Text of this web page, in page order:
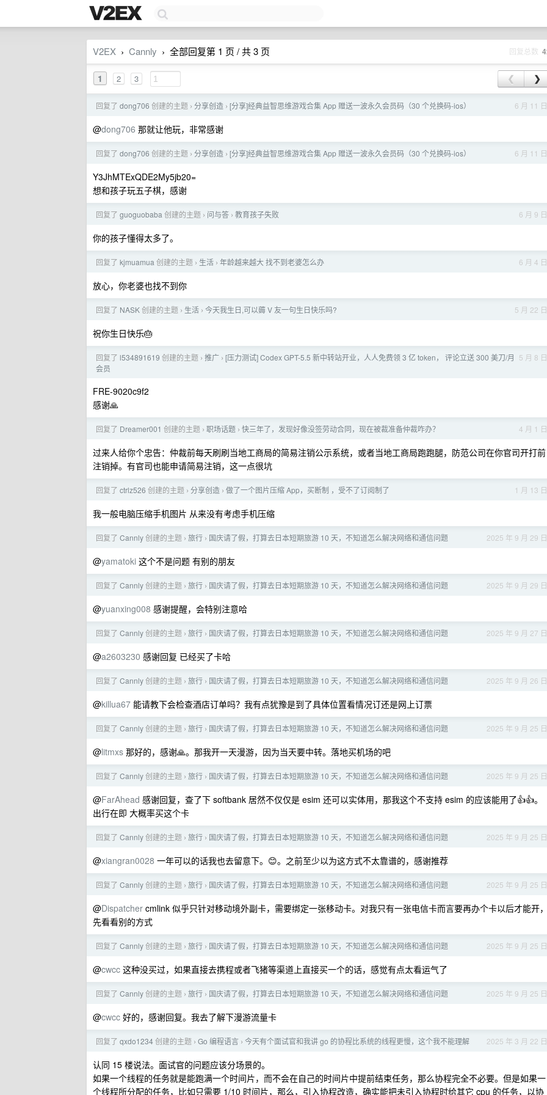
V2EX › Cannly › 全部回复第 1 页 / 共 3 页 回复总数
1 2 3 ❮ ❯
6 月 11 日
回复了 dong706 创建的主题 › 分享创造 › [分享]经典益智思维游戏合集 App 赠送一波永久会员码（30 个兑换码-ios）
@dong706 那就让他玩，非常感谢
6 月 11 日
回复了 dong706 创建的主题 › 分享创造 › [分享]经典益智思维游戏合集 App 赠送一波永久会员码（30 个兑换码-ios）
Y3JhMTExQDE2My5jb20=
想和孩子玩五子棋，感谢
6 月 9 日
回复了 guoguobaba 创建的主题 › 问与答 › 教育孩子失败
你的孩子懂得太多了。
6 月 4 日
回复了 kjmuamua 创建的主题 › 生活 › 年龄越来越大 找不到老婆怎么办
放心，你老婆也找不到你
5 月 22 日
回复了 NASK创建的主题 › 生活 › 今天我生日,可以薅 V 友一句生日快乐吗?
祝你生日快乐🎂
5 月 8 日
回复了 l534891619 创建的主题 › 推广 › [压力测试] Codex GPT-5.5 新中转站开业，人人免费领 3 亿 token， 评论立送 300 美刀/月
会员
FRE-9020c9f2
感谢🙏
4 月 1 日
回复了 Dreamer001 创建的主题 › 职场话题 › 快三年了，发现好像没签劳动合同，现在被裁准备仲裁咋办？
过来人给你个忠告：仲裁前每天刷刷当地工商局的简易注销公示系统，或者当地工商局跑跑腿，防范公司在你官司开打前
注销掉。有官司也能申请简易注销，这一点很坑
1 月 13 日
回复了 ctrlz526 创建的主题 › 分享创造 › 做了一个图片压缩 App，买断制 ，受不了订阅制了
我一般电脑压缩手机图片 从来没有考虑手机压缩
2025 年 9 月 29 日
回复了 Cannly创建的主题 › 旅行 › 国庆请了假，打算去日本短期旅游 10 天，不知道怎么解决网络和通信问题
@yamatoki 这个不是问题 有别的朋友
2025 年 9 月 29 日
回复了 Cannly创建的主题 › 旅行 › 国庆请了假，打算去日本短期旅游 10 天，不知道怎么解决网络和通信问题
@yuanxing008 感谢提醒，会特别注意哈
2025 年 9 月 27 日
回复了 Cannly创建的主题 › 旅行 › 国庆请了假，打算去日本短期旅游 10 天，不知道怎么解决网络和通信问题
@a2603230 感谢回复 已经买了卡哈
2025 年 9 月 26 日
回复了 Cannly创建的主题 › 旅行 › 国庆请了假，打算去日本短期旅游 10 天，不知道怎么解决网络和通信问题
@killua67 能请教下会检查酒店订单吗？我有点犹豫是到了具体位置看情况订还是网上订票
2025 年 9 月 25 日
回复了 Cannly创建的主题 › 旅行 › 国庆请了假，打算去日本短期旅游 10 天，不知道怎么解决网络和通信问题
@litmxs 那好的，感谢🙏。那我开一天漫游，因为当天要中转。落地买机场的吧
2025 年 9 月 25 日
回复了 Cannly创建的主题 › 旅行 › 国庆请了假，打算去日本短期旅游 10 天，不知道怎么解决网络和通信问题
@FarAhead 感谢回复，查了下 softbank 居然不仅仅是 esim 还可以实体用，那我这个不支持 esim 的应该能用了👍👍。
出行在即 大概率买这个卡
2025 年 9 月 25 日
回复了 Cannly创建的主题 › 旅行 › 国庆请了假，打算去日本短期旅游 10 天，不知道怎么解决网络和通信问题
@xiangran0028 一年可以的话我也去留意下。😊。之前至少以为这方式不太靠谱的，感谢推荐
2025 年 9 月 25 日
回复了 Cannly创建的主题 › 旅行 › 国庆请了假，打算去日本短期旅游 10 天，不知道怎么解决网络和通信问题
@Dispatcher cmlink 似乎只针对移动境外副卡，需要绑定一张移动卡。对我只有一张电信卡而言要再办个卡以后才能开，
先看看别的方式
2025 年 9 月 25 日
回复了 Cannly创建的主题 › 旅行 › 国庆请了假，打算去日本短期旅游 10 天，不知道怎么解决网络和通信问题
@cwcc 这种没买过，如果直接去携程或者飞猪等渠道上直接买一个的话，感觉有点太看运气了
2025 年 9 月 25 日
回复了 Cannly创建的主题 › 旅行 › 国庆请了假，打算去日本短期旅游 10 天，不知道怎么解决网络和通信问题
@cwcc 好的，感谢回复。我去了解下漫游流量卡
2025 年 3 月 22 日
回复了 qxdo1234创建的主题 › Go 编程语言 › 今天有个面试官和我讲 go 的协程比系统的线程更慢，这个我不能理解
认同 15 楼说法。面试官的问题应该分场景的。
如果一个线程的任务就是能跑满一个时间片，而不会在自己的时间片中提前结束任务，那么协程完全不必要。但是如果一
个线程所分配的任务，比如只需要 1/10 时间片，那么，引入协程改造，确实能把未引入协程时给其它 cpu 的任务，以协